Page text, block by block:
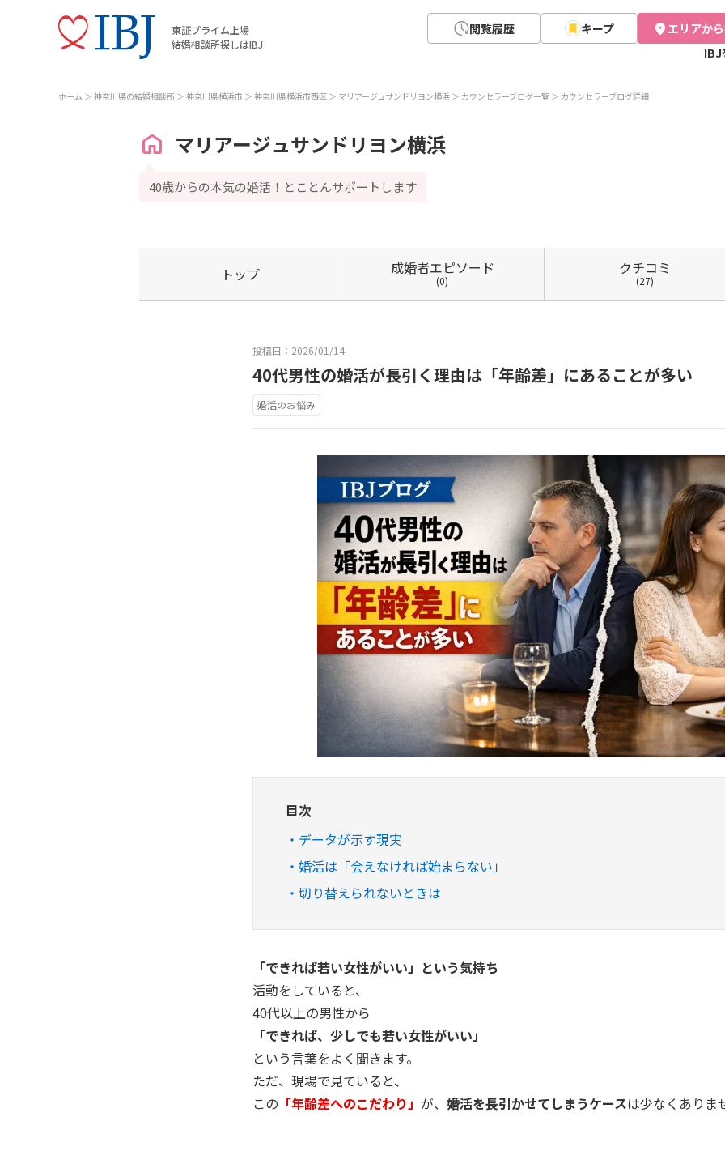
東証プライム上場
結婚相談所探しはIBJ
閲覧履歴 キープ エリアか
IBJ
ホーム 神奈川県の結婚相談所 神奈川県横浜市 神奈川県横浜市西区 マリアージュサンドリヨン横浜 カウンセラーブログ一覧 カウンセラーブログ詳細
マリアージュサンドリヨン横浜
40歳からの本気の婚活！とことんサポートします
トップ 成婚者エピソード
(0)
クチコミ
(27)
投稿日：2026/01/14
40代男性の婚活が長引く理由は「年齢差」にあることが多い
婚活のお悩み
目次
データが示す現実
婚活は「会えなければ始まらない」
切り替えられないときは
「できれば若い女性がいい」という気持ち
活動をしていると、
40代以上の男性から
「できれば、少しでも若い女性がいい」
という言葉をよく聞きます。
ただ、現場で見ていると、
この 「年齢差へのこだわり」 が、 婚活を長引かせてしまうケースは少なくありま